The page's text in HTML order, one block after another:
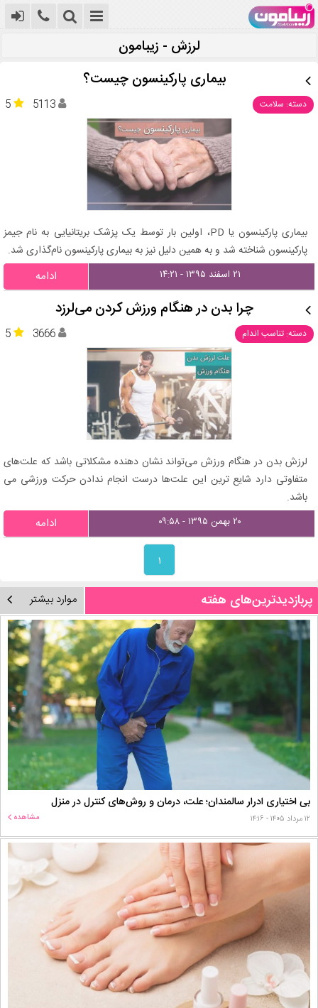
لرزش - زیبامون
بیماری پارکینسون چیست؟
دسته: سلامت 5 5113
بیماری پارکینسون یا PD، اولین بار توسط یک پزشک بریتانیایی به نام جیمز
پارکینسون شناخته شد و به همین دلیل نیز به بیماری پارکینسون نام‌گذاری شد.
۲۱ اسفند ۱۳۹۵ - ۱۴:۲۱ ادامه
چرا بدن در هنگام ورزش کردن می‌لرزد
دسته: تناسب اندام 5 3666
لرزش بدن در هنگام ورزش می‌تواند نشان دهنده مشکلاتی باشد که علت‌های
متفاوتی دارد شایع ترین این علت‌ها درست انجام ندادن حرکت ورزشی می
باشد.
۲۰ بهمن ۱۳۹۵ - ۰۹:۵۸ ادامه
۱
پربازدیدترین‌های هفته موارد بیشتر
بی اختیاری ادرار سالمندان؛ علت، درمان و روش‌های کنترل در منزل
۱۲ مرداد ۱۴۰۵ - ۱۴:۱۶ مشاهده